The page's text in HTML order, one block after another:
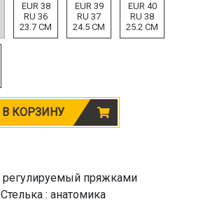
EUR 38
RU 36
23.7 CM
EUR 39
RU 37
24.5 CM
EUR 40
RU 38
25.2 CM
В КОРЗИНУ
регулируемый пряжками
Стелька : анатомика